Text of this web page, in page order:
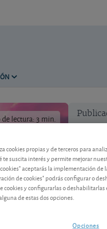
lectura: 3 min.
Las
cookies propias y de terceros para
te suscita interés y permite mejorar
aceptarás la implementación de
de cookies" podrás configurar o
cookies y configurarlas o
de estas dos opciones.
Opciones